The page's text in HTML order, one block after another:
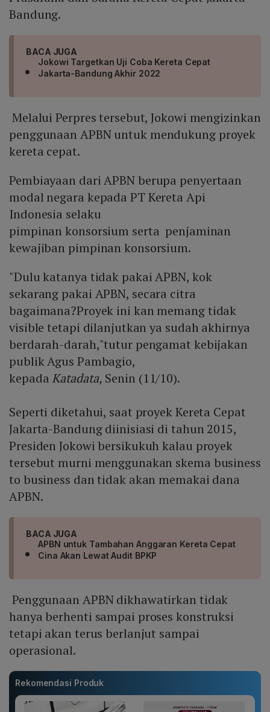
Bandung.
BACA JUGA
Jokowi Targetkan Uji Coba Kereta Cepat
Jakarta-Bandung Akhir 2022
Melalui Perpres tersebut, Jokowi mengizinkan
penggunaan APBN untuk mendukung proyek
kereta cepat.
Pembiayaan dari APBN berupa penyertaan
modal negara kepada PT Kereta Api
Indonesia selaku
pimpinan konsorsium serta penjaminan
kewajiban pimpinan konsorsium.
"Dulu katanya tidak pakai APBN, kok
sekarang pakai APBN, secara citra
bagaimana?Proyek ini kan memang tidak
visible tetapi dilanjutkan ya sudah akhirnya
berdarah-darah,"tutur pengamat kebijakan
publik Agus Pambagio,
kepada Katadata, Senin (11/10).
Seperti diketahui, saat proyek Kereta Cepat
Jakarta-Bandung diinisiasi di tahun 2015,
Presiden Jokowi bersikukuh kalau proyek
tersebut murni menggunakan skema business
to business dan tidak akan memakai dana
APBN.
BACA JUGA
APBN untuk Tambahan Anggaran Kereta Cepat
Cina Akan Lewat Audit BPKP
Penggunaan APBN dikhawatirkan tidak
hanya berhenti sampai proses konstruksi
tetapi akan terus berlanjut sampai
operasional.
Rekomendasi Produk